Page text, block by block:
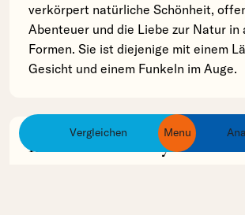
Vergleichen Menu products
brands
verkörpert natürliche Schönheit,
Abenteuer und die Liebe zur Natur in
Formen. Sie ist diejenige mit einem
Gesicht und einem Funkeln im Auge.
Inhaltsstoff Analyse